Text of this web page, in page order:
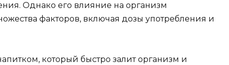
Однако его влияние на организм
факторов, включая дозы употребления и
который быстро залит организм и